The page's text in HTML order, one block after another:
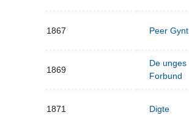
1867 Peer Gynt
1869
De unges
Forbund
1871 Digte